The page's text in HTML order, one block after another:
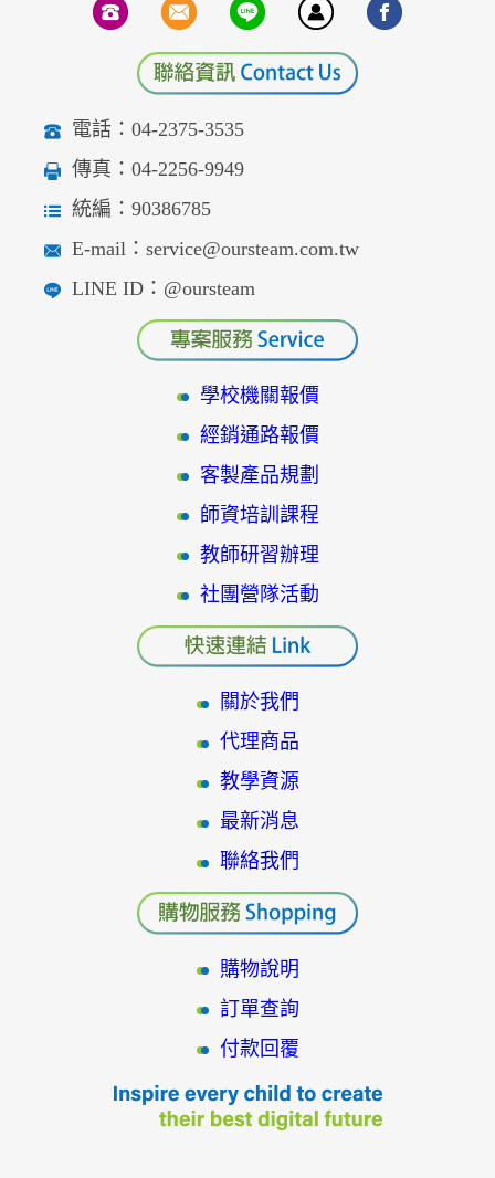
電話：04-2375-3535
傳真：04-2256-9949
統編：90386785
E-mail：service@oursteam.com.tw
LINE ID：@oursteam
學校機關報價
經銷通路報價
客製產品規劃
師資培訓課程
教師研習辦理
社團營隊活動
關於我們
代理商品
教學資源
最新消息
聯絡我們
購物說明
訂單查詢
付款回覆